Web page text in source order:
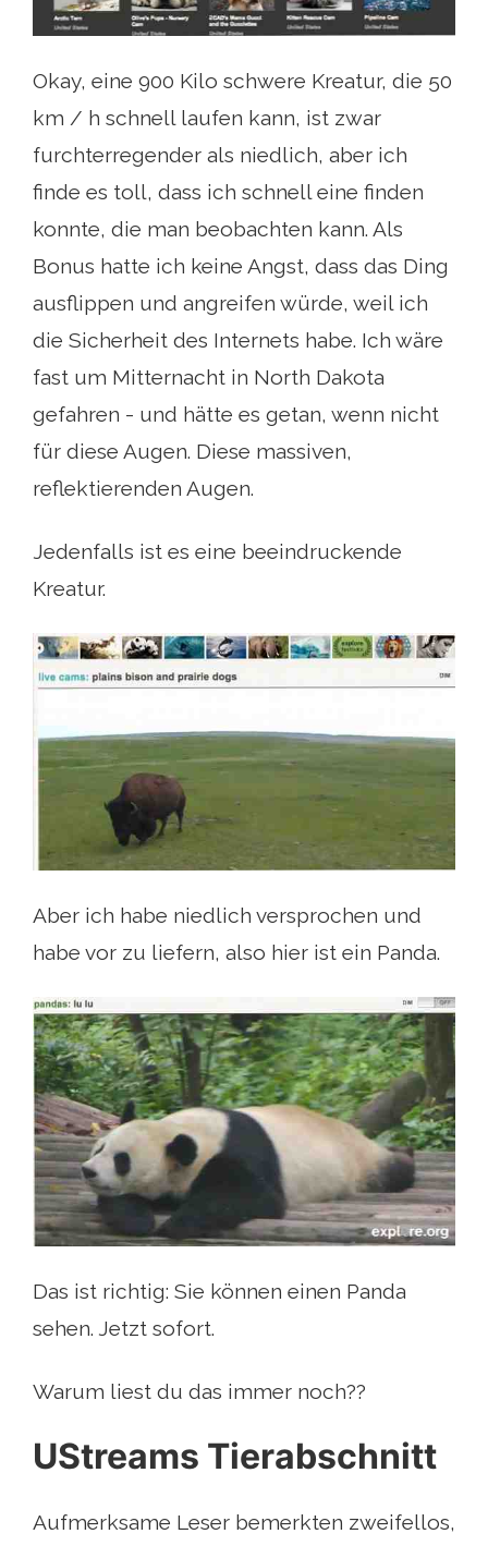
Okay, eine 900 Kilo schwere Kreatur, die 50
km / h schnell laufen kann, ist zwar
furchterregender als niedlich, aber ich
finde es toll, dass ich schnell eine finden
konnte, die man beobachten kann. Als
Bonus hatte ich keine Angst, dass das Ding
ausflippen und angreifen würde, weil ich
die Sicherheit des Internets habe. Ich wäre
fast um Mitternacht in North Dakota
gefahren - und hätte es getan, wenn nicht
für diese Augen. Diese massiven,
reflektierenden Augen.
Jedenfalls ist es eine beeindruckende
Kreatur.
Aber ich habe niedlich versprochen und
habe vor zu liefern, also hier ist ein Panda.
Das ist richtig: Sie können einen Panda
sehen. Jetzt sofort.
Warum liest du das immer noch??
UStreams Tierabschnitt
Aufmerksame Leser bemerkten zweifellos,